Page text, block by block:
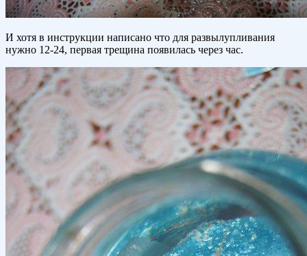
И хотя в инструкции написано что для развылупливания
нужно 12-24, первая трещина появилась через час.